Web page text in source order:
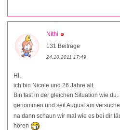
Nithi
131 Beiträge
24.10.2011 17:49
Hi,
ich bin Nicole und 26 Jahre alt.
Bin fast in der gleichen Situation wie
genommen und seit August am
na dann schaun wir mal wie es bei dir
hören